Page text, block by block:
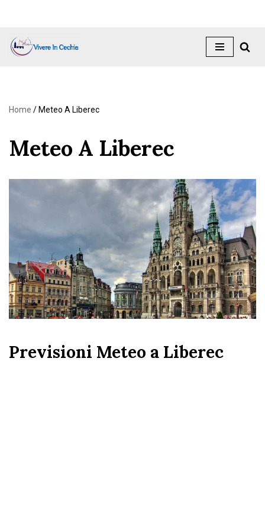
Vai
Home / Meteo A Liberec
Meteo A Liberec
Previsioni Meteo a Liberec